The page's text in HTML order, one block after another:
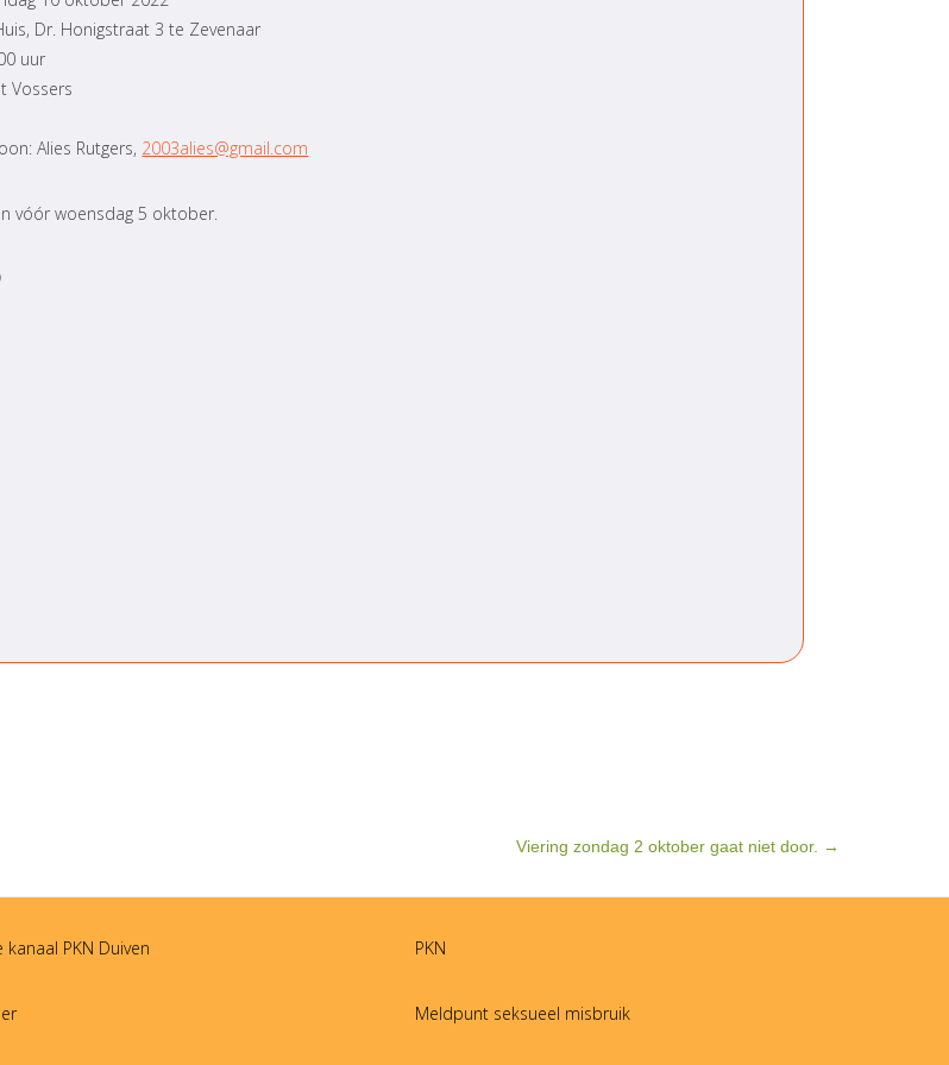
Dr. Honigstraat 3 te Zevenaar
uur
Vossers
Alies Rutgers, 2003alies@gmail.com
vóór woensdag 5 oktober.
Viering zondag 2 oktober gaat niet door. →
kanaal PKN Duiven PKN
Meldpunt seksueel misbruik